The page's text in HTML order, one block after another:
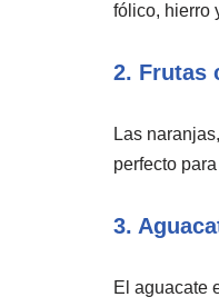
fólico, hierro
2. Frutas
Las
perfecto
3.
El aguacate